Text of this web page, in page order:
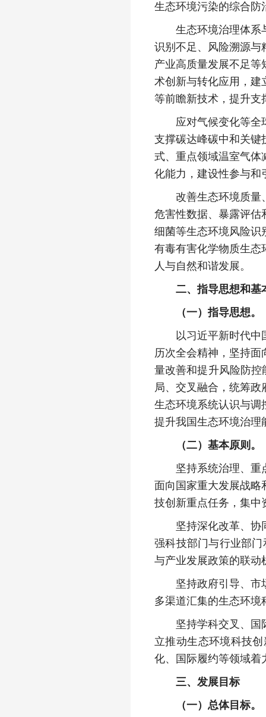
生态环境污染的综合防
生态环境治理体系与
识别不足、风险溯源与
产业高质量发展不足
术创新与转化应用，建
等前瞻新技术，提升支
应对气候变化等全球
支撑碳达峰碳中和关键
式、重点领域温室气体
化能力，建设性参与和
改善生态环境质量、
危害性数据、暴露评估
细菌等生态环境风险识
有毒有害化学物质生态
人与自然和谐发展。
二、指导思想和基
（一）指导思想。
以习近平新时代中国
历次全会精神，坚持
量改善和提升风险防控
局、交叉融合，统筹
生态环境系统认识与调
提升我国生态环境治理
（二）基本原则。
坚持系统治理、重点
面向国家重大发展战
技创新重点任务，集中
坚持深化改革、协同
强科技部门与行业部
与产业发展政策的联动
坚持政府引导、市场
多渠道汇集的生态环
坚持学科交叉、国际
立推动生态环境科技
化、国际履约等领域着
三、发展目标
（一）总体目标。